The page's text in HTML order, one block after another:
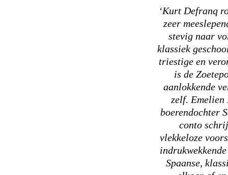
‘Kurt Defranq
zeer
stevig naar
klassiek
triestige en
is de
aanlokkende
zelf. Emelien
boerendochter
conto
vlekkeloze
Spaanse,